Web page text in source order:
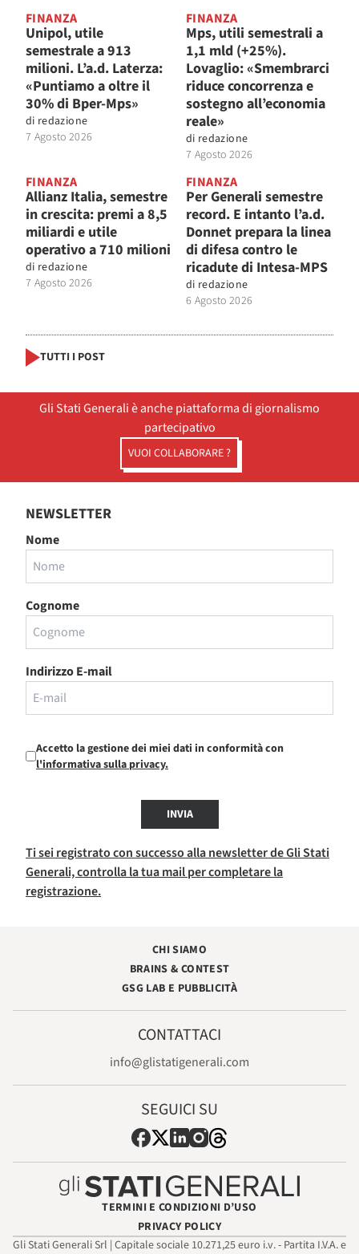
FINANZA
Unipol, utile
semestrale a 913
milioni. L’a.d. Laterza:
«Puntiamo a oltre il
30% di Bper-Mps»
di redazione
7 Agosto 2026
FINANZA
Mps, utili semestrali a
1,1 mld (+25%).
Lovaglio: «Smembrarci
riduce concorrenza e
sostegno all’economia
reale»
di redazione
7 Agosto 2026
FINANZA
Allianz Italia, semestre
in crescita: premi a 8,5
miliardi e utile
operativo a 710 milioni
di redazione
7 Agosto 2026
FINANZA
Per Generali semestre
record. E intanto l’a.d.
Donnet prepara la linea
di difesa contro le
ricadute di Intesa-MPS
di redazione
6 Agosto 2026
TUTTI I POST
Gli Stati Generali è anche piattaforma di giornalismo
partecipativo
VUOI COLLABORARE ?
NEWSLETTER
Nome
Cognome
Indirizzo E-mail
Accetto la gestione dei miei dati in conformità con
l'informativa sulla privacy.
INVIA
Ti sei registrato con successo alla newsletter de Gli Stati
Generali, controlla la tua mail per completare la
registrazione.
CHI SIAMO
BRAINS & CONTEST
GSG LAB E PUBBLICITÀ
CONTATTACI
info@glistatigenerali.com
SEGUICI SU
TERMINI E CONDIZIONI D’USO
PRIVACY POLICY
Gli Stati Generali Srl | Capitale sociale 10.271,25 euro i.v. - Partita I.V.A. e